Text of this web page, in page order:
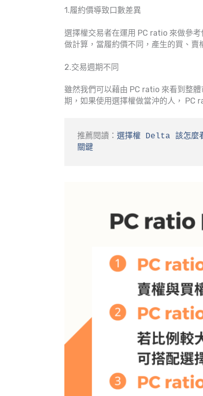
1.履約價導致口數差異
選擇權交易者在運用 PC ratio 來做參
做計算，當履約價不同，產生的買、賣
2.交易週期不同
雖然我們可以藉由 PC ratio 來看到整
期，如果使用選擇權做當沖的人， PC
推薦閱讀： 選擇權 Delta 該怎麼
關鍵